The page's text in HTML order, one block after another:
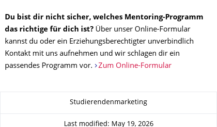
Du bist dir nicht sicher, welches Mentoring-Programm
das richtige für dich ist? Über unser Online-Formular
kannst du oder ein Erziehungsberechtigter unverbindlich
Kontakt mit uns aufnehmen und wir schlagen dir ein
passendes Programm vor.
Zum Online-Formular
About this pageStudierendenmarketing
Last modified: May 19, 2026